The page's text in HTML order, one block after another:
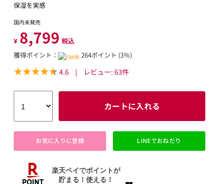
保湿を実感
国内未発売
¥ 8,799 税込
獲得ポイント：
264ポイント (3％)
4.6 | レビュー: 63件
カートに入れる
お気に入りに登録 LINEでおねだり